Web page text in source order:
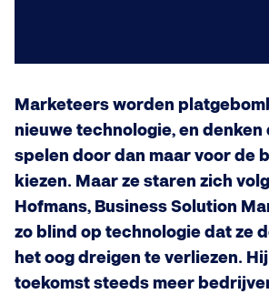
Marketeers worden
nieuwe technologie, en denken
spelen door dan maar voor de
kiezen. Maar ze staren zich
Hofmans, Business Solution
zo blind op technologie dat ze
het oog dreigen te verliezen.
toekomst steeds meer